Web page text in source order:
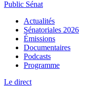
Public Sénat
Actualités
Sénatoriales 2026
Émissions
Documentaires
Podcasts
Programme
Le direct